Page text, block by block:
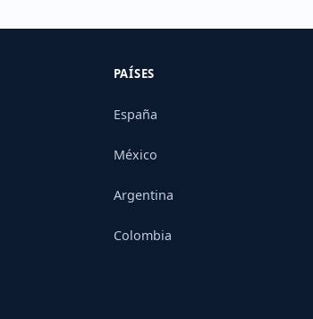
PAÍSES
España
México
Argentina
Colombia